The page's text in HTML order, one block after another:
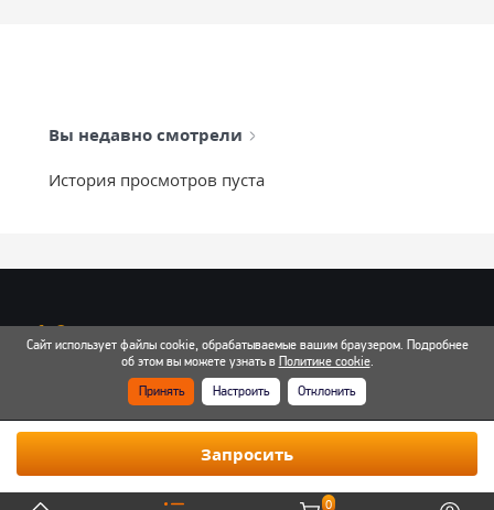
Запросить
0
Вы недавно смотрели
История просмотров пуста
info@mixtcar.ru
Почта для связи
Все контакты
Сайт использует файлы cookie, обрабатываемые вашим браузером. Подробнее
об этом вы можете узнать в Политике cookie.
Принять
Настроить Отклонить